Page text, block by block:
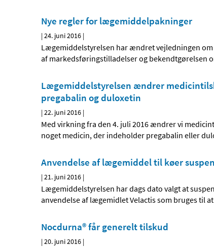
Nye regler for lægemiddelpakninger
|24. juni 2016 |
Lægemiddelstyrelsen har ændret vejledningen
af markedsføringstilladelser og bekendtgørelsen
Lægemiddelstyrelsen ændrer
pregabalin og duloxetin
|22. juni 2016 |
Med virkning fra den 4. juli 2016 ændrer vi
noget medicin, der indeholder pregabalin eller
Anvendelse af lægemiddel til køer
|21. juni 2016 |
Lægemiddelstyrelsen har dags dato valgt at
anvendelse af lægemidlet Velactis som bruges til
Nocdurna® får generelt tilskud
|20. juni 2016 |